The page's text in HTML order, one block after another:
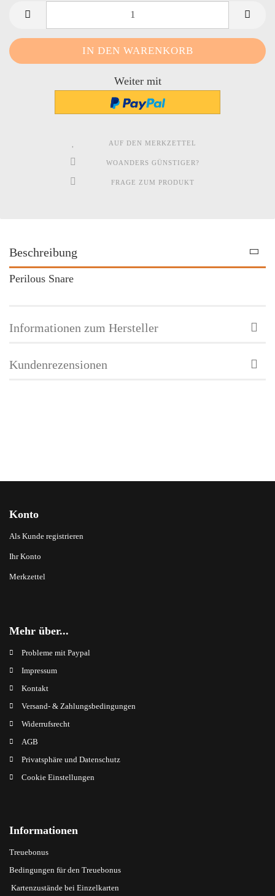
Weiter mit
AUF DEN MERKZETTEL
WOANDERS GÜNSTIGER?
FRAGE ZUM PRODUKT
Beschreibung
Perilous Snare
Informationen zum Hersteller
Kundenrezensionen
Konto
Als Kunde registrieren
Ihr Konto
Merkzettel
Mehr über...
Probleme mit Paypal
Impressum
Kontakt
Versand- & Zahlungsbedingungen
Widerrufsrecht
AGB
Privatsphäre und Datenschutz
Cookie Einstellungen
Informationen
Treuebonus
Bedingungen für den Treuebonus
Kartenzustände bei Einzelkarten